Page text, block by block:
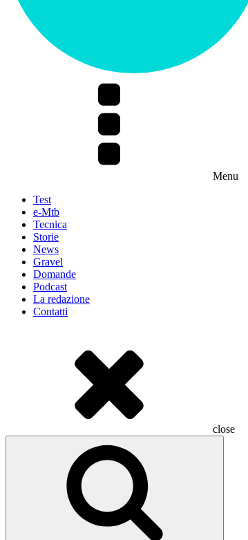
Menu
Test
e-Mtb
Tecnica
Storie
News
Gravel
Domande
Podcast
La redazione
Contatti
close